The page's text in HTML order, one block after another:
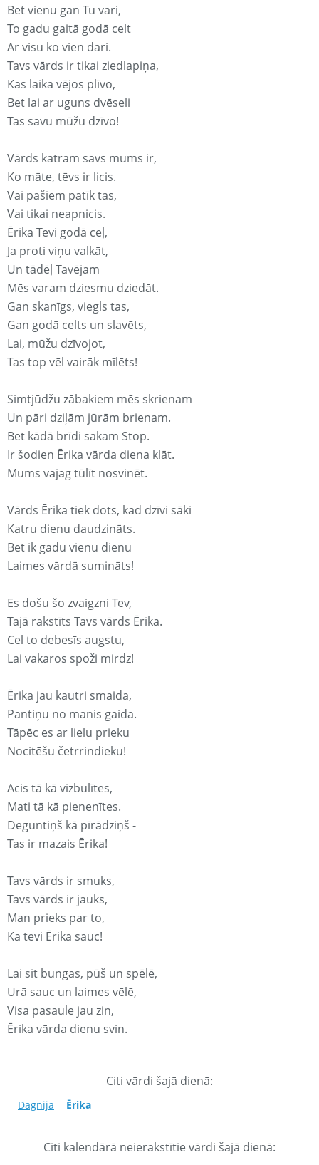
Bet vienu gan Tu vari,
To gadu gaitā godā celt
Ar visu ko vien dari.
Tavs vārds ir tikai ziedlapiņa,
Kas laika vējos plīvo,
Bet lai ar uguns dvēseli
Tas savu mūžu dzīvo!
Vārds katram savs mums ir,
Ko māte, tēvs ir licis.
Vai pašiem patīk tas,
Vai tikai neapnicis.
Ērika Tevi godā ceļ,
Ja proti viņu valkāt,
Un tādēļ Tavējam
Mēs varam dziesmu dziedāt.
Gan skanīgs, viegls tas,
Gan godā celts un slavēts,
Lai, mūžu dzīvojot,
Tas top vēl vairāk mīlēts!
Simtjūdžu zābakiem mēs skrienam
Un pāri dziļām jūrām brienam.
Bet kādā brīdi sakam Stop.
Ir šodien Ērika vārda diena klāt.
Mums vajag tūlīt nosvinēt.
Vārds Ērika tiek dots, kad dzīvi sāki
Katru dienu daudzināts.
Bet ik gadu vienu dienu
Laimes vārdā sumināts!
Es došu šo zvaigzni Tev,
Tajā rakstīts Tavs vārds Ērika.
Cel to debesīs augstu,
Lai vakaros spoži mirdz!
Ērika jau kautri smaida,
Pantiņu no manis gaida.
Tāpēc es ar lielu prieku
Nocitēšu četrrindieku!
Acis tā kā vizbulītes,
Mati tā kā pienenītes.
Deguntiņš kā pīrādziņš -
Tas ir mazais Ērika!
Tavs vārds ir smuks,
Tavs vārds ir jauks,
Man prieks par to,
Ka tevi Ērika sauc!
Lai sit bungas, pūš un spēlē,
Urā sauc un laimes vēlē,
Visa pasaule jau zin,
Ērika vārda dienu svin.
Citi vārdi šajā dienā:
Dagnija Ērika
Citi kalendārā neierakstītie vārdi šajā dienā: